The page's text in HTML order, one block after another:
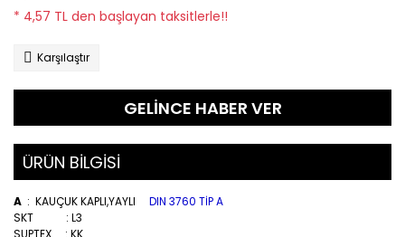
* 4,57 TL den başlayan taksitlerle!!
Karşılaştır
GELİNCE HABER VER
ÜRÜN BİLGİSİ
A : KAUÇUK KAPLI,YAYLI DIN 3760 TİP A
SKT : L3
SUPTEX : KK